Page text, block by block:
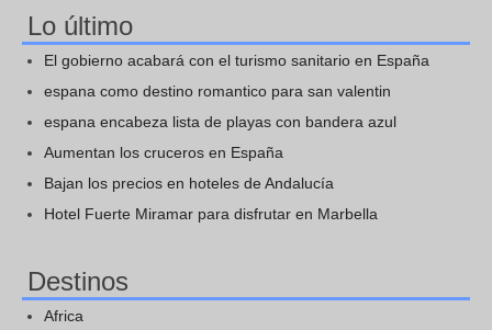
Lo último
El gobierno acabará con el turismo sanitario en España
espana como destino romantico para san valentin
espana encabeza lista de playas con bandera azul
Aumentan los cruceros en España
Bajan los precios en hoteles de Andalucía
Hotel Fuerte Miramar para disfrutar en Marbella
Destinos
Africa